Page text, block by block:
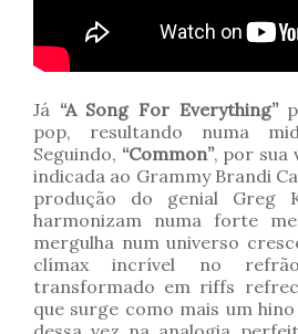
Já “A Song For Everything”
pop, resultando numa
Seguindo, “Common”, por sua
indicada ao Grammy Brandi
produção do genial Greg
harmonizam numa forte
mergulha num universo
clímax incrível no
transformado em riffs
que surge como mais um